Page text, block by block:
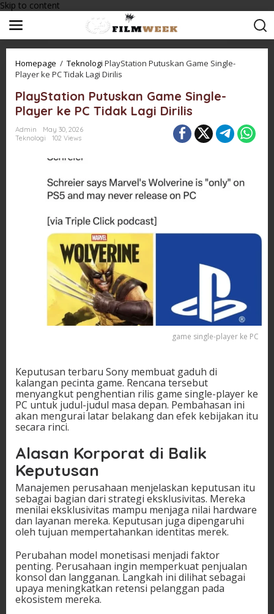
Skip to content
Homepage / Teknologi PlayStation Putuskan Game Single-
Player ke PC Tidak Lagi Dirilis
PlayStation Putuskan Game Single-
Player ke PC Tidak Lagi Dirilis
Admin
May 30, 2026
Teknologi
102 Views
game single-player ke PC
Keputusan terbaru Sony membuat gaduh di
kalangan pecinta game. Rencana tersebut
menyangkut penghentian rilis game single-player ke
PC untuk judul-judul masa depan. Pembahasan ini
akan mengurai latar belakang dan efek kebijakan itu
secara rinci.
Alasan Korporat di Balik
Keputusan
Manajemen perusahaan menjelaskan keputusan itu
sebagai bagian dari strategi eksklusivitas. Mereka
menilai eksklusivitas mampu menjaga nilai hardware
dan layanan mereka. Keputusan juga dipengaruhi
oleh tujuan mempertahankan identitas merek.
Perubahan model monetisasi menjadi faktor
penting. Perusahaan ingin memperkuat penjualan
konsol dan langganan. Langkah ini dilihat sebagai
upaya meningkatkan retensi pelanggan pada
ekosistem mereka.